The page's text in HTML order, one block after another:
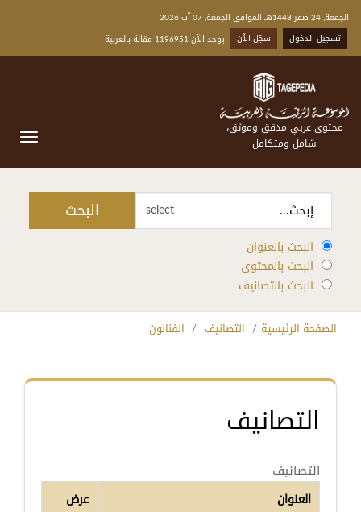
الجمعة, 24 صفر 1448هـ الموافق الجمعة, 07 آب 2026
تسجيل الدخول
سجّل الآن يوجد الآن 1196951 مقالة بالعربية
محتوى عربي مدقق وموثق،
شامل ومتكامل
select البحث
البحث بالعنوان
البحث بالمحتوى
البحث بالتصانيف
الصفحة الرئيسية التصانيف الفنانون
التصانيف
التصانيف
العنوان
عرض